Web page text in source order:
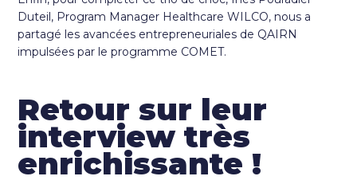
Duteil, Program Manager Healthcare WILCO, nous a
partagé les avancées entrepreneuriales de QAIRN
impulsées par le programme COMET.
Retour sur leur
interview très
enrichissante !